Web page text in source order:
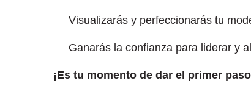
Visualizarás y perfeccionarás tu
Ganarás la confianza para liderar y
¡Es tu momento de dar el primer